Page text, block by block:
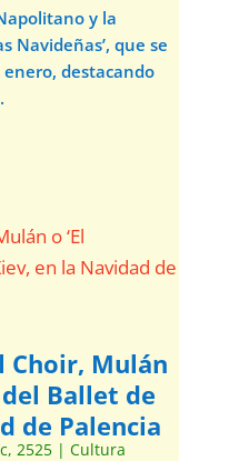
y la
Navideñas’, que se
destacando
Choir, Mulán
del Ballet de
de Palencia
2525| Cultura